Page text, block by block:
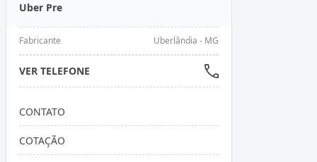
Uber Pre
Fabricante Uberlândia - MG
VER TELEFONE
CONTATO
COTAÇÃO